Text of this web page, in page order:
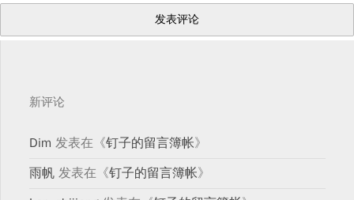
新评论
Dim 发表在《钉子的留言簿帐》
雨帆 发表在《钉子的留言簿帐》